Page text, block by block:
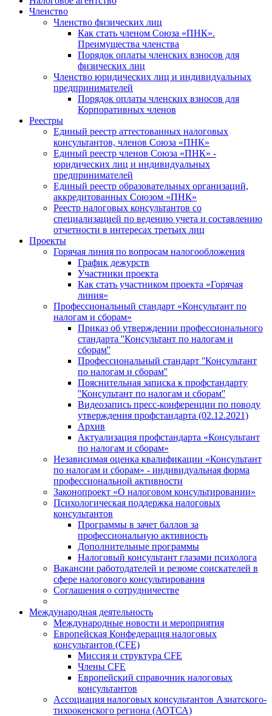
Членство
Членство физических лиц
Как стать членом Союза «ПНК».
Преимущества членства
Порядок оплаты членских взносов для
физических лиц
Членство юридических лиц и индивидуальных
предпринимателей
Порядок оплаты членских взносов для
Корпоративных членов
Реестры
Единый реестр аттестованных налоговых
консультантов, членов Союза «ПНК»
Единый реестр членов Союза «ПНК» -
юридических лиц и индивидуальных
предпринимателей
Единый реестр образовательных организаций,
аккредитованных Союзом «ПНК»
Реестр налоговых консультантов со
специализацией по ведению учета и составлению
отчетности в интересах третьих лиц
Проекты
Горячая линия по вопросам налогообложения
График дежурств
Участники проекта
Как стать участником проекта «Горячая
линия»
Профессиональный стандарт «Консультант по
налогам и сборам»
Приказ об утверждении профессионального
стандарта ''Консультант по налогам и
сборам''
Профессиональный стандарт ''Консультант
по налогам и сборам''
Пояснительная записка к профстандарту
''Консультант по налогам и сборам''
Видеозапись пресс-конференции по поводу
утверждения профстандарта (02.12.2021)
Архив
Актуализация профстандарта «Консультант
по налогам и сборам»
Независимая оценка квалификации «Консультант
по налогам и сборам» - индивидуальная форма
профессиональной активности
Законопроект «О налоговом консультировании»
Психологическая поддержка налоговых
консультантов
Программы в зачет баллов за
профессиональную активность
Дополнительные программы
Налоговый консультант глазами психолога
Вакансии работодателей и резюме соискателей в
сфере налогового консультирования
Соглашения о сотрудничестве
Международная деятельность
Международные новости и мероприятия
Европейская Конфедерация налоговых
консультантов (CFE)
Миссия и структура CFE
Члены CFE
Европейский справочник налоговых
консультантов
Ассоциация налоговых консультантов Азиатского-
тихоокенского региона (АОТСА)